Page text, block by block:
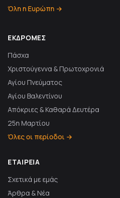
Όλη η Ευρώπη →
ΕΚΔΡΟΜΈΣ
Πάσχα
Χριστούγεννα & Πρωτοχρονιά
Αγίου Πνεύματος
Αγίου Βαλεντίνου
Απόκριες & Καθαρά Δευτέρα
25η Μαρτίου
Όλες οι περίοδοι →
ΕΤΑΙΡΕΊΑ
Σχετικά με εμάς
Άρθρα & Νέα